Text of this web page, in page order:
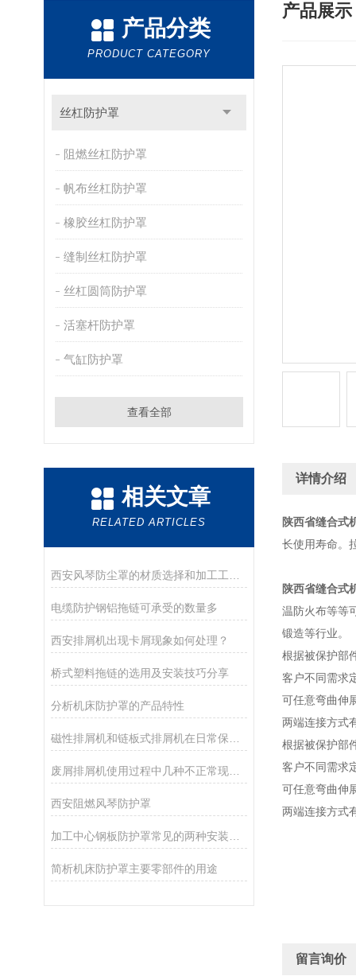
产品分类
PRODUCT CATEGORY
丝杠防护罩
阻燃丝杠防护罩
帆布丝杠防护罩
橡胶丝杠防护罩
缝制丝杠防护罩
丝杠圆筒防护罩
活塞杆防护罩
气缸防护罩
查看全部
相关文章
RELATED ARTICLES
电缆防护钢铝拖链可承受的数量多
西安排屑机出现卡屑现象如何处理？
桥式塑料拖链的选用及安装技巧分享
分析机床防护罩的产品特性
废屑排屑机使用过程中几种不正常现象的解析
西安阻燃风琴防护罩
简析机床防护罩主要零部件的用途
产品展示
详情介绍
陕西省缝合式
长使用寿命。
陕西省缝合式
温防火布等等
锻造等行业。
根据被保护部
客户不同需求
可任意弯曲伸
两端连接方式
根据被保护部
客户不同需求
可任意弯曲伸
两端连接方式
留言询价